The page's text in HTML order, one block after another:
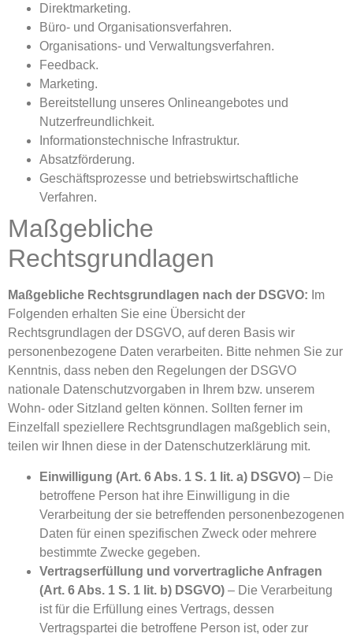
Direktmarketing.
Büro- und Organisationsverfahren.
Organisations- und Verwaltungsverfahren.
Feedback.
Marketing.
Bereitstellung unseres Onlineangebotes und
Nutzerfreundlichkeit.
Informationstechnische Infrastruktur.
Absatzförderung.
Geschäftsprozesse und betriebswirtschaftliche
Verfahren.
Maßgebliche
Rechtsgrundlagen
Maßgebliche Rechtsgrundlagen nach der DSGVO: Im
Folgenden erhalten Sie eine Übersicht der
Rechtsgrundlagen der DSGVO, auf deren Basis wir
personenbezogene Daten verarbeiten. Bitte nehmen Sie zur
Kenntnis, dass neben den Regelungen der DSGVO
nationale Datenschutzvorgaben in Ihrem bzw. unserem
Wohn- oder Sitzland gelten können. Sollten ferner im
Einzelfall speziellere Rechtsgrundlagen maßgeblich sein,
teilen wir Ihnen diese in der Datenschutzerklärung mit.
Einwilligung (Art. 6 Abs. 1 S. 1 lit. a) DSGVO) – Die
betroffene Person hat ihre Einwilligung in die
Verarbeitung der sie betreffenden personenbezogenen
Daten für einen spezifischen Zweck oder mehrere
bestimmte Zwecke gegeben.
Vertragserfüllung und vorvertragliche Anfragen
(Art. 6 Abs. 1 S. 1 lit. b) DSGVO) – Die Verarbeitung
ist für die Erfüllung eines Vertrags, dessen
Vertragspartei die betroffene Person ist, oder zur